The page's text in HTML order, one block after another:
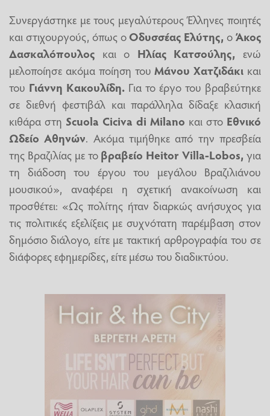
Συνεργάστηκε με τους μεγαλύτερους Έλληνες ποιητές
και στιχουργούς, όπως οΟδυσσέας Ελύτης, οΆκος
Δασκαλόπουλος και ο Ηλίας Κατσούλης, ενώ
μελοποίησε ακόμα ποίηση τουΜάνου Χατζιδάκι και
του Γιάννη Κακουλίδη. Για το έργο του βραβεύτηκε
σε διεθνή φεστιβάλ και παράλληλα δίδαξε κλασική
κιθάρα στη Scuola Ciciva di Milano και στο Εθνικό
Ωδείο Αθηνών. Ακόμα τιμήθηκε από την πρεσβεία
της Βραζιλίας με τοβραβείο Heitor Villa-Lobos, για
τη διάδοση του έργου του μεγάλου Βραζιλιάνου
μουσικού», αναφέρει η σχετική ανακοίνωση και
προσθέτει: «Ως πολίτης ήταν διαρκώς ανήσυχος για
τις πολιτικές εξελίξεις με συχνότατη παρέμβαση στον
δημόσιο διάλογο, είτε με τακτική αρθρογραφία του σε
διάφορες εφημερίδες, είτε μέσω του διαδικτύου.